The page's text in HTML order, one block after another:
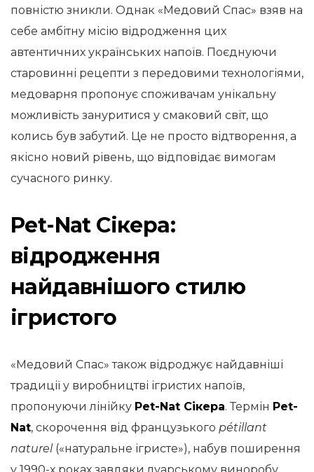
повністю зникли. Однак «Медовий Спас» взяв на
себе амбітну місію відродження цих
автентичних українських напоїв. Поєднуючи
старовинні рецепти з передовими технологіями,
медоварня пропонує споживачам унікальну
можливість зануритися у смаковий світ, що
колись був забутий. Це не просто відтворення, а
якісно новий рівень, що відповідає вимогам
сучасного ринку.
Pet-Nat Сікера:
відродження
найдавнішого стилю
ігристого
«Медовий Спас» також відроджує найдавніші
традиції у виробництві ігристих напоїв,
пропонуючи лінійку Pet-Nat Сікера. Термін Pet-
Nat, скорочення від французького pétillant
naturel(«натуральне ігристе»), набув поширення